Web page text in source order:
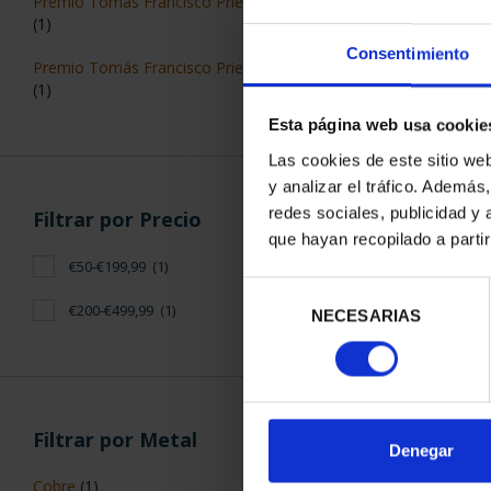
Consentimiento
Esta página web usa
Las cookies de este sitio
y analizar el tráfico.
redes sociales, publicidad y
que hayan recopilado a
consentimiento
NECESARIAS
Denegar
(1)
Premio Tomás Francisco Prieto plata
(1)
Filtrar por Precio
€50-€199,99 (1)
€200-€499,99 (1)
Filtrar por Metal
Cobre (1)
MEDALLA
TFP 2000
ORDENAR POR: